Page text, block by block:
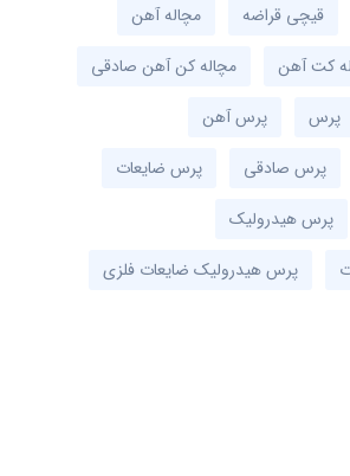
قیچی قراضه
مچاله آهن
کت آهن
مچاله کن آهن صادقی
پرس
پرس آهن
پرس صادقی
پرس ضایعات
پرس هیدرولیک
پرس هیدرولیک ضایعات فلزی